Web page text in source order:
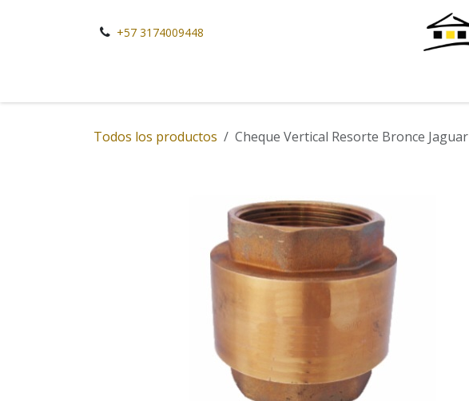
+57 3174009448
Todos los productos Cheque Vertical Resorte Bronce Jaguar